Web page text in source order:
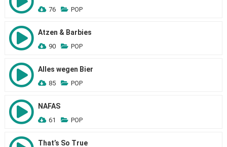
76 POP
Atzen & Barbies
90 POP
Alles wegen Bier
85 POP
NAFAS
61 POP
That’s So True